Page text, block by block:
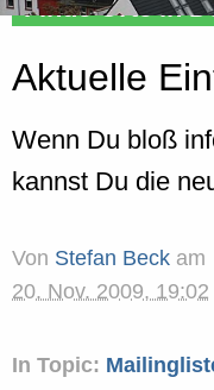
Finde Orte in
Aktuelle
Wenn Du bloß
kannst Du die
Von Stefan Beck am
20. Nov. 2009, 19:02
In Topic:
Recent Posts
Home